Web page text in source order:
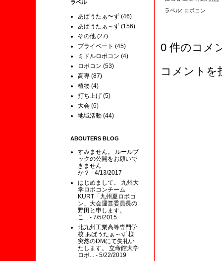
ラベル: ロボコン
0 件のコメ
コメントを
ラベル
あばうたぁ〜ず (46)
あばうたぁ～ず (156)
その他 (27)
プライベート (45)
ミドルロボコン (4)
ロボコン (53)
高専 (87)
植物 (4)
打ち上げ (5)
大会 (6)
地域活動 (44)
ABOUTERS BLOG
すみません。 ルールブ
ックの公開をお願いで
きません
か？ - 4/13/2017
はじめまして。 九州大
学ロボコンチーム
KURT「九州夏ロボコ
ン」大会運営委員長の
野田と申します。
こ... - 7/5/2015
北九州工業高等専門学
校 あばうたぁ～ず 様
突然のDMにて失礼い
たします。 立命館大学
ロボ... - 5/22/2019